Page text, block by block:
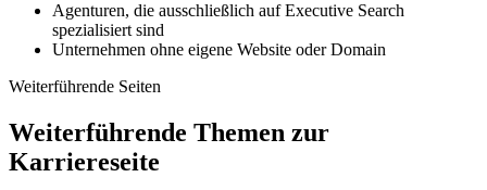
Agenturen, die ausschließlich auf Executive Search
spezialisiert sind
Unternehmen ohne eigene Website oder Domain
Weiterführende Seiten
Weiterführende Themen zur
Karriereseite